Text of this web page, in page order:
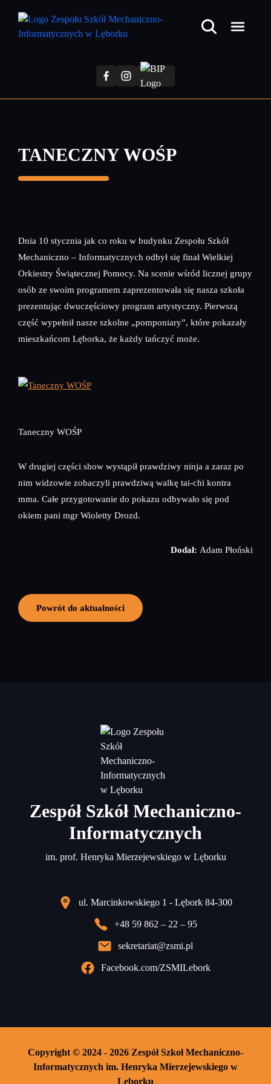
treści
TANECZNY WOŚP
Dnia 10 stycznia jak co roku w budynku Zespołu Szkół
Mechaniczno – Informatycznych odbył się finał Wielkiej
Orkiestry Świątecznej Pomocy. Na scenie wśród licznej grupy
osób ze swoim programem zaprezentowała się nasza szkoła
prezentując dwuczęściowy program artystyczny. Pierwszą
część wypełnił nasze szkolne „pomponiary”, które pokazały
mieszkańcom Lęborka, że każdy tańczyć może.
Taneczny WOŚP
W drugiej części show wystąpił prawdziwy ninja a zaraz po
nim widzowie zobaczyli prawdziwą walkę tai-chi kontra
mma. Całe przygotowanie do pokazu odbywało się pod
okiem pani mgr Wioletty Drozd.
Dodał: Adam Płoński
Powrót do aktualności
Zespół Szkół Mechaniczno-
Informatycznych
im. prof. Henryka Mierzejewskiego w Lęborku
ul. Marcinkowskiego 1 - Lębork 84-300
+48 59 862 – 22 – 95
sekretariat@zsmi.pl
Facebook.com/ZSMILebork
Copyright © 2024 - 2026 Zespół Szkoł Mechaniczno-
Informatycznych im. Henryka Mierzejewskiego w
Lęborku